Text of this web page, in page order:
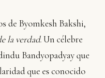
de Byomkesh Bakshi,
la verdad. Un célebre
Bandyopadyay que
que es conocido